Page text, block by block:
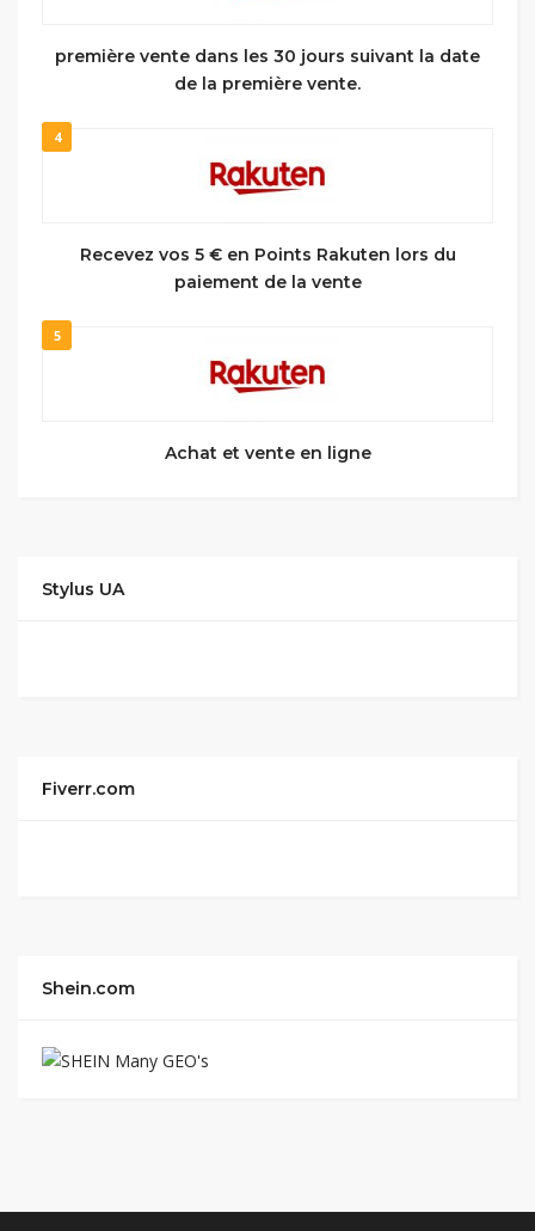
première vente dans les 30 jours suivant la date
de la première vente.
4
Recevez vos 5 € en Points Rakuten lors du
paiement de la vente
5
Achat et vente en ligne
Stylus UA
Fiverr.com
Shein.com